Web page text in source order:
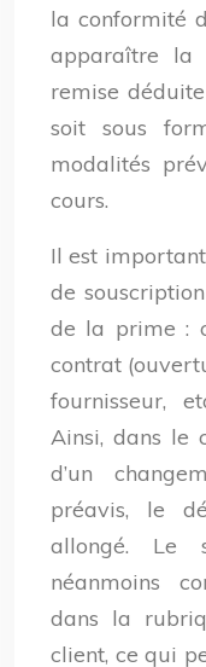
la conformité
apparaître la
remise
soit sous
modalités
cours.
Il est
de
de la prime :
contrat
fournisseur,
Ainsi, dans le
d’un
préavis, le
allongé.
néanmoins
dans la
client, ce qui